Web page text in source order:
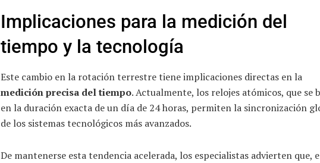
Implicaciones para la medición del
tiempo y la tecnología
Este cambio en la rotación terrestre tiene implicaciones directas en la
medición precisa del tiempo. Actualmente, los relojes atómicos, que se
en la duración exacta de un día de 24 horas, permiten la sincronización
de los sistemas tecnológicos más avanzados.
De mantenerse esta tendencia acelerada, los especialistas advierten que,